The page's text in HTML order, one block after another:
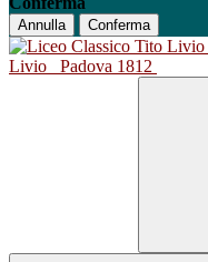
Annulla Conferma
Livio
Padova 1812